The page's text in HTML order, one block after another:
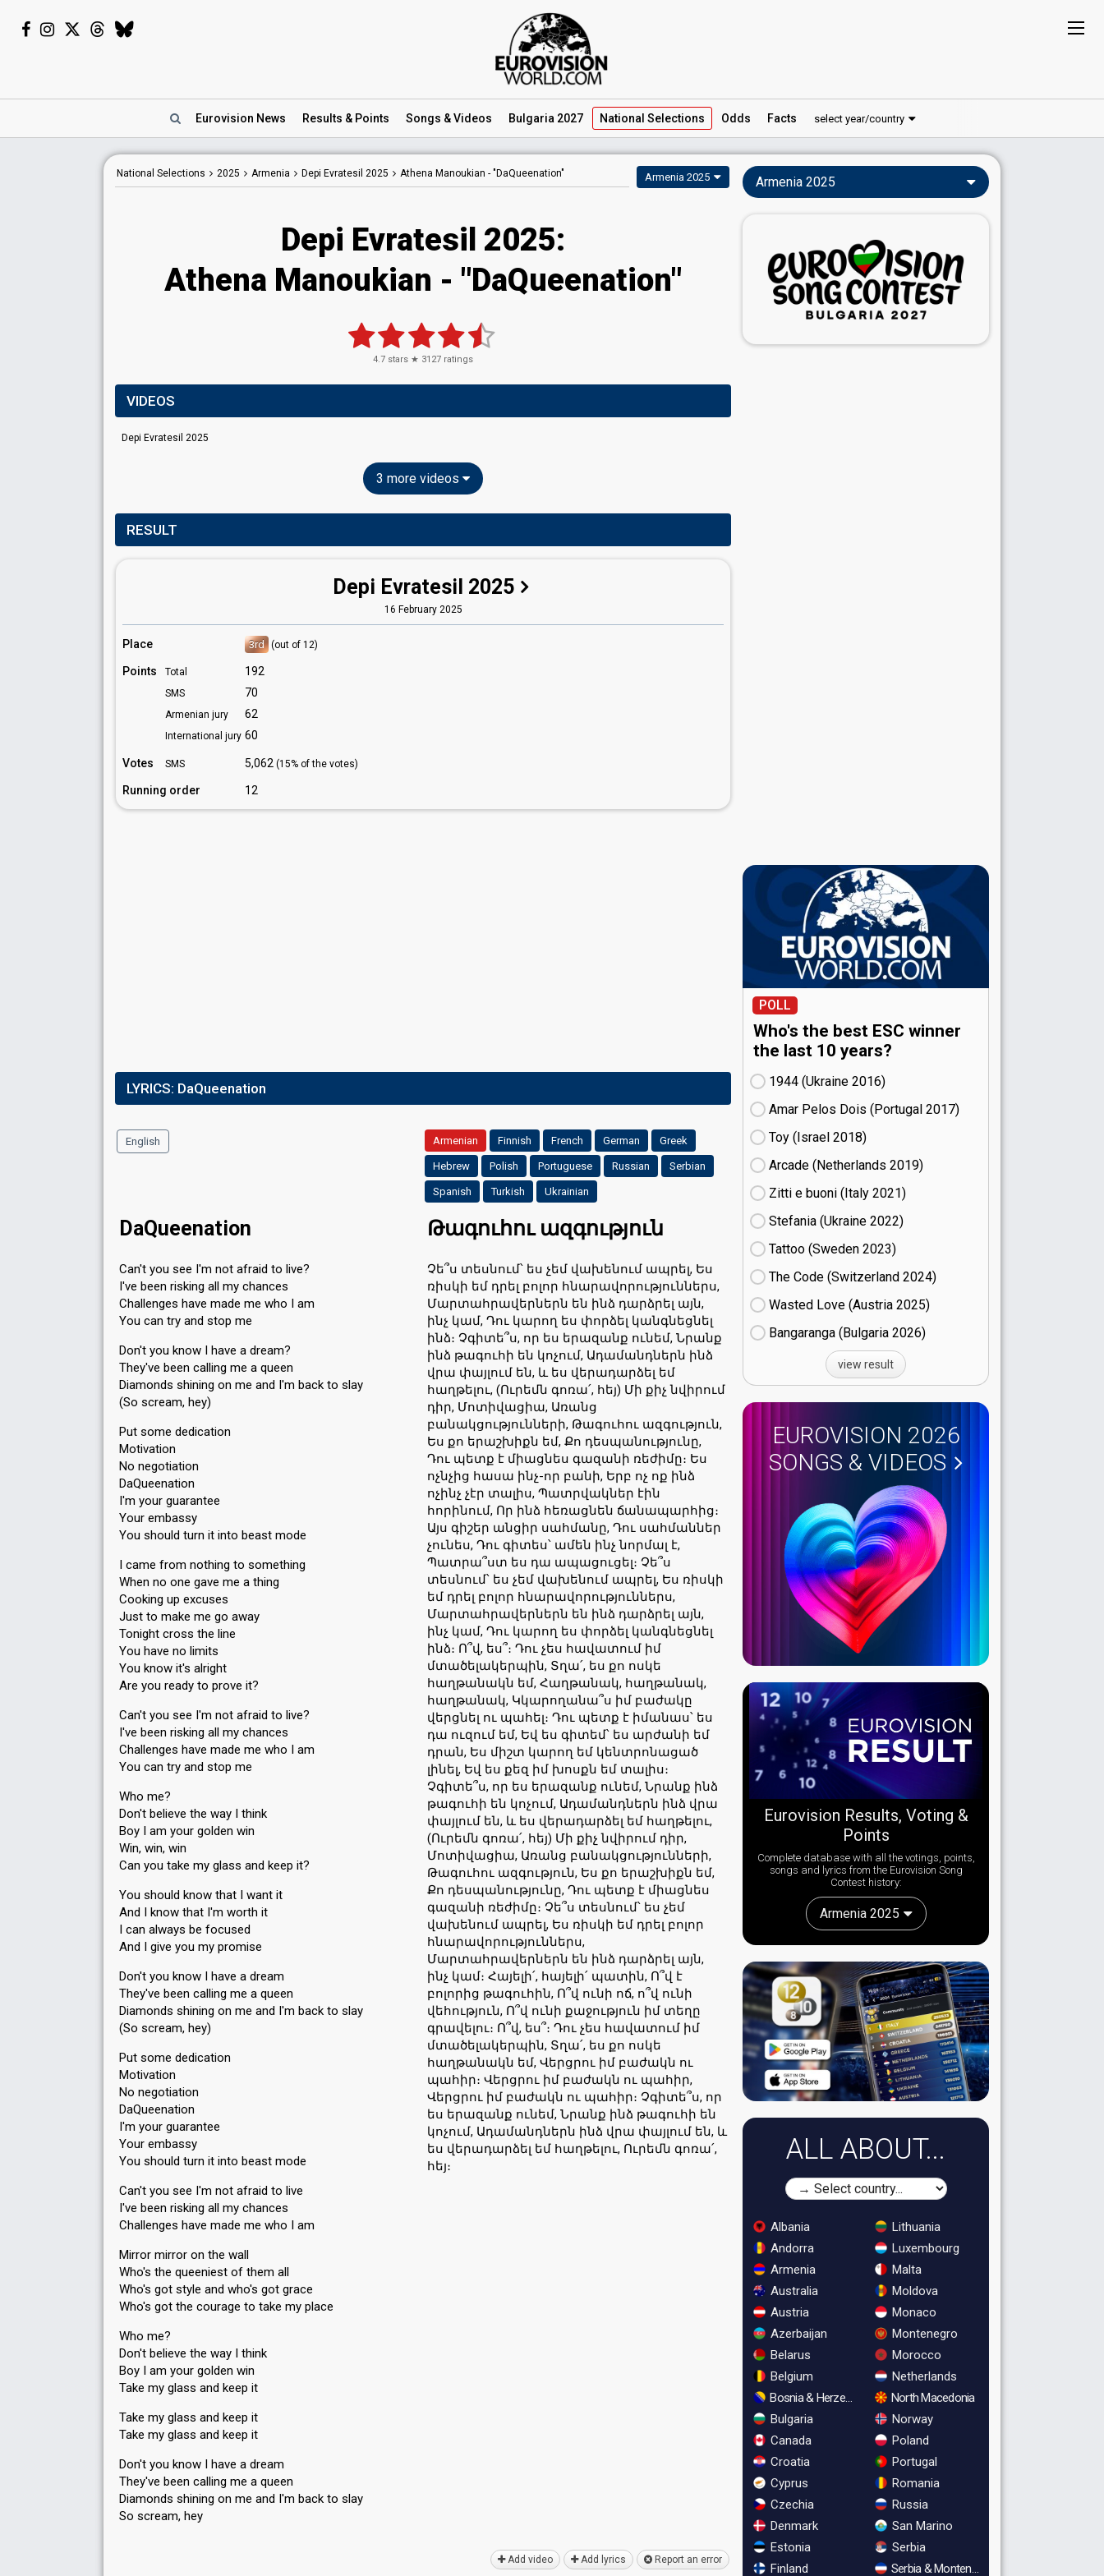
Eurovision News Results & Points Songs & Videos Bulgaria 2027 National Selections Odds Facts select year/country
National Selections 2025 Armenia Depi Evratesil 2025 Athena Manoukian - "DaQueenation" Armenia 2025
Depi Evratesil 2025:
Athena Manoukian - "DaQueenation"
4.7 stars ★ 3127 ratings
VIDEOS
Depi Evratesil 2025
3 more videos
RESULT
Depi Evratesil 2025
16 February 2025
Place 3rd (out of 12)
Points Total 192
SMS 70
Armenian jury 62
International jury 60
Votes SMS 5,062 (15% of the votes)
Running order 12
LYRICS: DaQueenation
English Armenian Finnish French German Greek
Hebrew Polish Portuguese Russian Serbian
Spanish Turkish Ukrainian
DaQueenation
Can't you see I'm not afraid to live?
I've been risking all my chances
Challenges have made me who I am
You can try and stop me
Don't you know I have a dream?
They've been calling me a queen
Diamonds shining on me and I'm back to slay
(So scream, hey)
Put some dedication
Motivation
No negotiation
DaQueenation
I'm your guarantee
Your embassy
You should turn it into beast mode
I came from nothing to something
When no one gave me a thing
Cooking up excuses
Just to make me go away
Tonight cross the line
You have no limits
You know it's alright
Are you ready to prove it?
Can't you see I'm not afraid to live?
I've been risking all my chances
Challenges have made me who I am
You can try and stop me
Who me?
Don't believe the way I think
Boy I am your golden win
Win, win, win
Can you take my glass and keep it?
You should know that I want it
And I know that I'm worth it
I can always be focused
And I give you my promise
Don't you know I have a dream
They've been calling me a queen
Diamonds shining on me and I'm back to slay
(So scream, hey)
Put some dedication
Motivation
No negotiation
DaQueenation
I'm your guarantee
Your embassy
You should turn it into beast mode
Can't you see I'm not afraid to live
I've been risking all my chances
Challenges have made me who I am
Mirror mirror on the wall
Who's the queeniest of them all
Who's got style and who's got grace
Who's got the courage to take my place
Who me?
Don't believe the way I think
Boy I am your golden win
Take my glass and keep it
Take my glass and keep it
Take my glass and keep it
Don't you know I have a dream
They've been calling me a queen
Diamonds shining on me and I'm back to slay
So ѕcreаm, hey
Թագուհու ազգություն
Չե՞ս տեսնում՝ ես չեմ վախենում ապրել, Ես
ռիսկի եմ դրել բոլոր հնարավորություններս,
Մարտահրավերներն են ինձ դարձրել այն,
ինչ կամ, Դու կարող ես փորձել կանգնեցնել
ինձ։ Չգիտե՞ս, որ ես երազանք ունեմ, Նրանք
ինձ թագուհի են կոչում, Ադամանդներն ինձ
վրա փայլում են, և ես վերադարձել եմ
հաղթելու, (Ուրեմն գոռա՛, հեյ) Մի քիչ նվիրում
դիր, Մոտիվացիա, Առանց
բանակցությունների, Թագուհու ազգություն,
Ես քո երաշխիքն եմ, Քո դեսպանությունը,
Դու պետք է միացնես գազանի ռեժիմը։ Ես
ոչնչից հասա ինչ-որ բանի, Երբ ոչ ոք ինձ
ոչինչ չէր տալիս, Պատրվակներ էին
հորինում, Որ ինձ հեռացնեն ճանապարհից։
Այս գիշեր անցիր սահմանը, Դու սահմաններ
չունես, Դու գիտես՝ ամեն ինչ նորմալ է,
Պատրա՞ստ ես դա ապացուցել։ Չե՞ս
տեսնում՝ ես չեմ վախենում ապրել, Ես ռիսկի
եմ դրել բոլոր հնարավորություններս,
Մարտահրավերներն են ինձ դարձրել այն,
ինչ կամ, Դու կարող ես փորձել կանգնեցնել
ինձ։ Ո՞վ, ես՞։ Դու չես հավատում իմ
մտածելակերպին, Տղա՛, ես քո ոսկե
հաղթանակն եմ, Հաղթանակ, հաղթանակ,
հաղթանակ, Կկարողանա՞ս իմ բաժակը
վերցնել ու պահել։ Դու պետք է իմանաս՝ ես
դա ուզում եմ, Եվ ես գիտեմ՝ ես արժանի եմ
դրան, Ես միշտ կարող եմ կենտրոնացած
լինել, Եվ ես քեզ իմ խոսքն եմ տալիս։
Չգիտե՞ս, որ ես երազանք ունեմ, Նրանք ինձ
թագուհի են կոչում, Ադամանդներն ինձ վրա
փայլում են, և ես վերադարձել եմ հաղթելու,
(Ուրեմն գոռա՛, հեյ) Մի քիչ նվիրում դիր,
Մոտիվացիա, Առանց բանակցությունների,
Թագուհու ազգություն, Ես քո երաշխիքն եմ,
Քո դեսպանությունը, Դու պետք է միացնես
գազանի ռեժիմը։ Չե՞ս տեսնում՝ ես չեմ
վախենում ապրել, Ես ռիսկի եմ դրել բոլոր
հնարավորություններս,
Մարտահրավերներն են ինձ դարձրել այն,
ինչ կամ։ Հայելի՛, հայելի՛ պատին, Ո՞վ է
բոլորից թագուհին, Ո՞վ ունի ոճ, ո՞վ ունի
վեհություն, Ո՞վ ունի քաջություն իմ տեղը
գրավելու։ Ո՞վ, ես՞։ Դու չես հավատում իմ
մտածելակերպին, Տղա՛, ես քո ոսկե
հաղթանակն եմ, Վերցրու իմ բաժակն ու
պահիր։ Վերցրու իմ բաժակն ու պահիր,
Վերցրու իմ բաժակն ու պահիր։ Չգիտե՞ս, որ
ես երազանք ունեմ, Նրանք ինձ թագուհի են
կոչում, Ադամանդներն ինձ վրա փայլում են, և
ես վերադարձել եմ հաղթելու, Ուրեմն գոռա՛,
հեյ։
Add video Add lyrics Report an error
Armenia 2025
POLL
Who's the best ESC winner
the last 10 years?
1944 (Ukraine
16)
Amar Pelos Dois (Portugal
17)
Toy (Israel
18)
Arcade (Netherlands
19)
Zitti e buoni​ (Italy
21)
Stefania (Ukraine
22)
Tattoo (Sweden
23)
The Code (Switzerland
24)
Wasted Love (Austria
25)
Bangaranga (Bulgaria
26)
view result
EUROVISION 2026
SONGS & VIDEOS
Eurovision Results, Voting &
Points
Complete database with all the votings, points,
songs and lyrics from the Eurovision Song
Contest history:
Armenia 2025
ALL ABOUT...
Albania
Andorra
Armenia
Australia
Austria
Azerbaijan
Belarus
Belgium
Bosnia & Herzegovina
Bulgaria
Canada
Croatia
Cyprus
Czechia
Denmark
Estonia
Finland
Lithuania
Luxembourg
Malta
Moldova
Monaco
Montenegro
Morocco
Netherlands
North Macedonia
Norway
Poland
Portugal
Romania
Russia
San Marino
Serbia
Serbia & Montenegro